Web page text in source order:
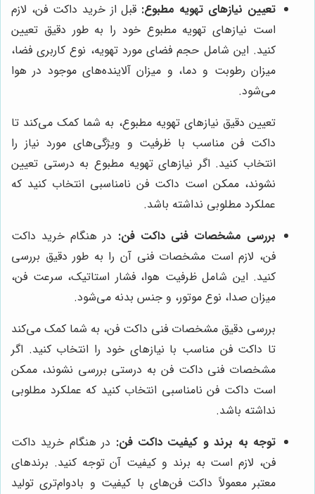
تعیین نیازهای تهویه مطبوع: قبل از خرید داکت فن، لازم
است نیازهای تهویه مطبوع خود را به طور دقیق تعیین
کنید. این شامل حجم فضای مورد تهویه، نوع کاربری فضا،
میزان رطوبت و دما، و میزان آلاینده‌های موجود در هوا
می‌شود.
تعیین دقیق نیازهای تهویه مطبوع، به شما کمک می‌کند تا
داکت فن مناسب با ظرفیت و ویژگی‌های مورد نیاز را
انتخاب کنید. اگر نیازهای تهویه مطبوع به درستی تعیین
نشوند، ممکن است داکت فن نامناسبی انتخاب کنید که
عملکرد مطلوبی نداشته باشد.
بررسی مشخصات فنی داکت فن: در هنگام خرید داکت
فن، لازم است مشخصات فنی آن را به طور دقیق بررسی
کنید. این شامل ظرفیت هوا، فشار استاتیک، سرعت فن،
میزان صدا، نوع موتور، و جنس بدنه می‌شود.
بررسی دقیق مشخصات فنی داکت فن، به شما کمک می‌کند
تا داکت فن مناسب با نیازهای خود را انتخاب کنید. اگر
مشخصات فنی داکت فن به درستی بررسی نشوند، ممکن
است داکت فن نامناسبی انتخاب کنید که عملکرد مطلوبی
نداشته باشد.
توجه به برند و کیفیت داکت فن: در هنگام خرید داکت
فن، لازم است به برند و کیفیت آن توجه کنید. برندهای
معتبر معمولاً داکت فن‌های با کیفیت و بادوام‌تری تولید